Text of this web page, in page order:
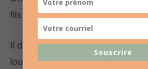
fils du combat qui a lieu à
Il disait : « Mon petit, il y a une
loups à l’intérieur de chacun
Souscrire